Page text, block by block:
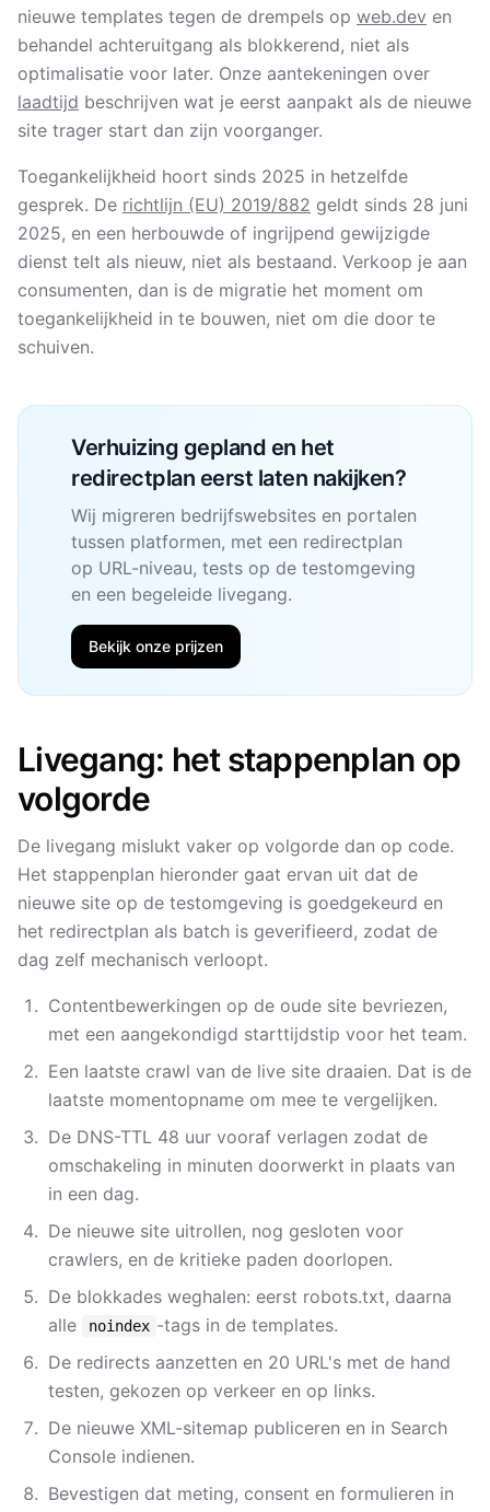
nieuwe templates tegen de drempels op web.dev en
behandel achteruitgang als blokkerend, niet als
optimalisatie voor later. Onze aantekeningen over
laadtijd beschrijven wat je eerst aanpakt als de nieuwe
site trager start dan zijn voorganger.
Toegankelijkheid hoort sinds 2025 in hetzelfde
gesprek. De richtlijn (EU) 2019/882 geldt sinds 28 juni
2025, en een herbouwde of ingrijpend gewijzigde
dienst telt als nieuw, niet als bestaand. Verkoop je aan
consumenten, dan is de migratie het moment om
toegankelijkheid in te bouwen, niet om die door te
schuiven.
Verhuizing gepland en het
redirectplan eerst laten nakijken?
Wij migreren bedrijfswebsites en portalen
tussen platformen, met een redirectplan
op URL-niveau, tests op de testomgeving
en een begeleide livegang.
Bekijk onze prijzen
Livegang: het stappenplan op
volgorde
De livegang mislukt vaker op volgorde dan op code.
Het stappenplan hieronder gaat ervan uit dat de
nieuwe site op de testomgeving is goedgekeurd en
het redirectplan als batch is geverifieerd, zodat de
dag zelf mechanisch verloopt.
Contentbewerkingen op de oude site bevriezen,
met een aangekondigd starttijdstip voor het team.
Een laatste crawl van de live site draaien. Dat is de
laatste momentopname om mee te vergelijken.
De DNS-TTL 48 uur vooraf verlagen zodat de
omschakeling in minuten doorwerkt in plaats van
in een dag.
De nieuwe site uitrollen, nog gesloten voor
crawlers, en de kritieke paden doorlopen.
De blokkades weghalen: eerst robots.txt, daarna
alle
noindex -tags in de templates.
De redirects aanzetten en 20 URL's met de hand
testen, gekozen op verkeer en op links.
De nieuwe XML-sitemap publiceren en in Search
Console indienen.
Bevestigen dat meting, consent en formulieren in